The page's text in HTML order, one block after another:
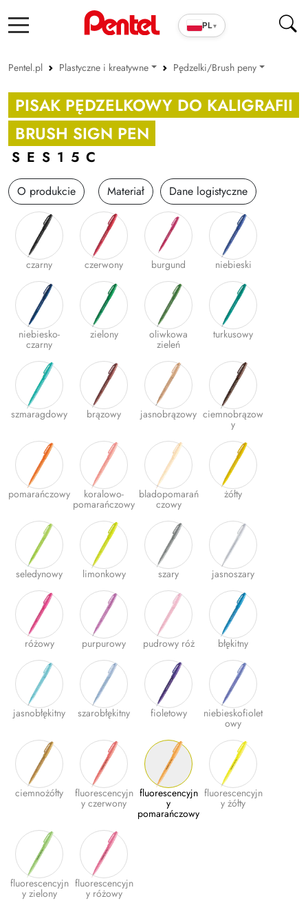
PL▾
Pentel.pl Plastyczne i kreatywne
Produkty szkolno-biurowe
Cienkopisy i pióra ENERGEL
Długopisy
Wkłady
Markery
Zakreślacze
Cienkopisy i Kaligrafia
Korektory
Ołówki i grafity
Gumki
Plastyczne i kreatywne
Organizacja dokumentów
EKO-RECYCOLOGY
Wyprawka szkolna
Nożyczki
Zszywacze | Zszywki
Kamuflaż dokumentów
Zero Max Teczka Skoroszytowa
Plus
Pędzelki/Brush peny
Pastele
Kredki
Pędzelki/Brush peny
Zestawy kreatywne
Inne
PISAK PĘDZELKOWY DO KALIGRAFII
BRUSH SIGN PEN
SES15C
O produkcie Materiał Dane logistyczne
czarny czerwony burgund niebieski
niebiesko-
czarny
zielony oliwkowa
zieleń
turkusowy
szmaragdowy brązowy jasnobrązowy ciemnobrązow
y
pomarańczowy koralowo-
pomarańczowy
bladopomarań
czowy
żółty
seledynowy limonkowy szary jasnoszary
różowy purpurowy pudrowy róż błękitny
jasnobłękitny szarobłękitny fioletowy niebieskofiolet
owy
ciemnożółty fluorescencyjn
y czerwony
fluorescencyjn
y
pomarańczowy
fluorescencyjn
y żółty
fluorescencyjn
y zielony
fluorescencyjn
y różowy